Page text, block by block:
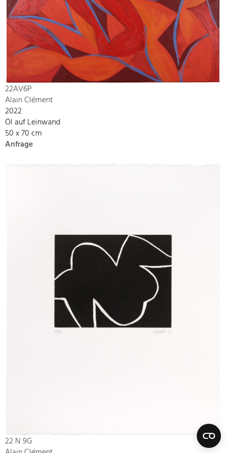
22AV6P
Alain Clément
2022
Öl auf Leinwand
50 x 70 cm
Anfrage
22 N 9G